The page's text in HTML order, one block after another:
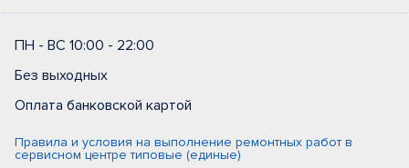
ПН - ВС 10:00 - 22:00
Без выходных
Оплата банковской картой
Правила и условия на выполнение ремонтных работ в
сервисном центре типовые (единые)